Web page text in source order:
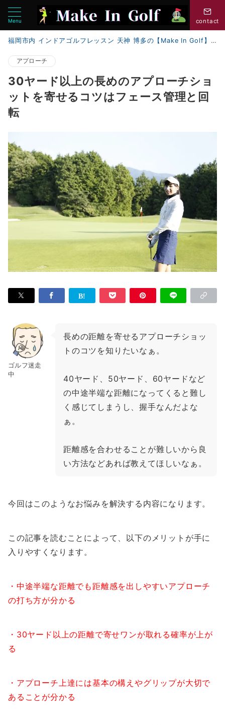
Menu contact
福岡市内 インドアゴルフレッスン 天神 博多の【Make In Golf】
アプローチ
30ヤード以上の長めのアプローチショ
ットを寄せるコツはフェース管理と回
転
ゴルフ迷走
中
長めの距離を寄せるアプローチショッ
トのコツを知りたいなぁ。
40ヤード、50ヤード、60ヤードなど
の中途半端な距離になってくると難し
く感じてしまうし、握手なんだよな
ぁ。
距離感を合わせることが難しいから良
い方法などあれば教えてほしいなぁ。
今回はこのようなお悩みを解決する内容になります。
この記事を読むことによって、以下のメリットが手に
入りやすくなります。
・中途半端な距離でも距離感を出しやすいアプローチ
の打ち方が分かる
・30ヤード以上の距離で寄せワンが取れる確率が上が
る
・アプローチ上達には基本の構えやグリップが大切で
あることが分かる